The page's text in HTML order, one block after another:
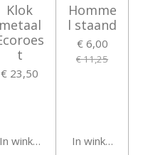
Klok
metaal
t
€ 23,50
In winkelwagen
Homme
l staand
€ 6,00
€ 11,25
In